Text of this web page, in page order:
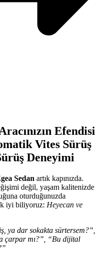
Efendisi
Vites Sürüş
Deneyimi
Sedan artık kapınızda.
değil, yaşam kalitenizde
oturduğunuzda
iyi biliyoruz: Heyecan ve
ya dar sokakta sürtersem?”,
çarpar mı?”, “Bu dijital